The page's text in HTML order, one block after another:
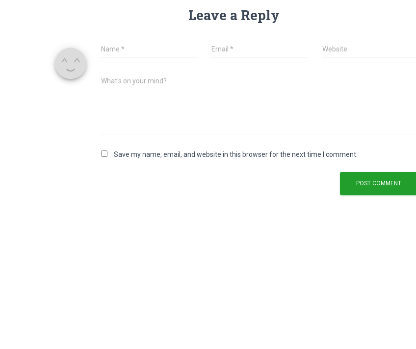
Leave a Reply
Name * Email* Website
What's on your mind?
Save my name, email, and website in this browser for the next time I comment.